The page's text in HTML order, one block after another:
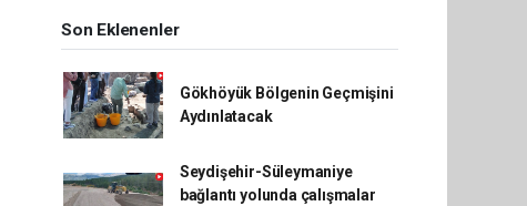
Son Eklenenler
Gökhöyük Bölgenin Geçmişini
Aydınlatacak
Seydişehir-Süleymaniye
bağlantı yolunda çalışmalar